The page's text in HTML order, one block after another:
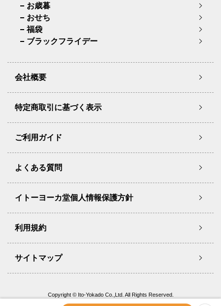
お歳暮
おせち
福袋
ブラックフライデー
会社概要
特定商取引に基づく表示
ご利用ガイド
よくある質問
イトーヨーカ堂個人情報保護方針
利用規約
サイトマップ
Copyright © Ito-Yokado Co.,Ltd. All Rights Reserved.